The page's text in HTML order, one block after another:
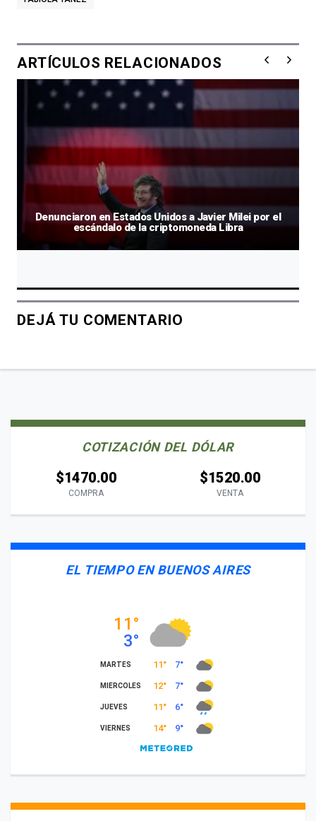
ARTÍCULOS RELACIONADOS
Denunciaron en Estados Unidos a Javier Milei por el
escándalo de la criptomoneda Libra
DEJÁ TU COMENTARIO
COTIZACIÓN DEL DÓLAR
$1470.00
COMPRA
$1520.00
VENTA
EL TIEMPO EN BUENOS AIRES